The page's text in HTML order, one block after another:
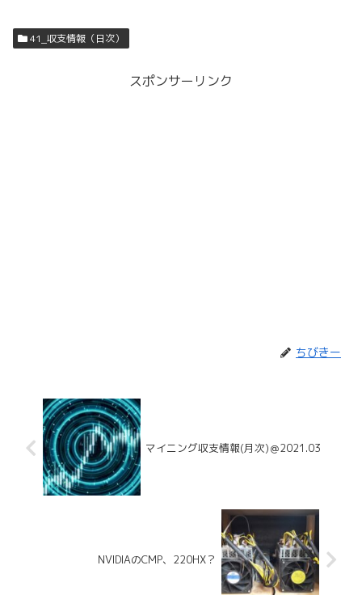
41_収支情報（日次）
スポンサーリンク
ちびきー
マイニング収支情報(月次)＠2021.03
NVIDIAのCMP、220HX？